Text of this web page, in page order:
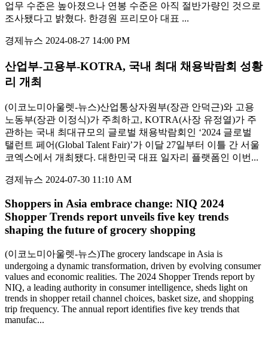
업무 수준은 높아졌으나 연봉 수준은 아직 절반가량인 것으로
조사됐다고 밝혔다. 한경원 프리모아 대표 ...
경제뉴스 2024-08-27 14:00 PM
산업부-고용부-KOTRA, 국내 최대 채용박람회 성황
리 개최
(이코노미아울렛-뉴스)산업통상자원부(장관 안덕근)와 고용
노동부(장관 이정식)가 주최하고, KOTRA(사장 유정열)가 주
관하는 국내 최대규모의 글로벌 채용박람회인 ‘2024 글로벌
탤런트 페어(Global Talent Fair)’가 이달 27일부터 이틀 간 서울
코엑스에서 개최됐다. 대한민국 대표 일자리 플랫폼인 이번...
경제뉴스 2024-07-30 11:10 AM
Shoppers in Asia embrace change: NIQ 2024
Shopper Trends report unveils five key trends
shaping the future of grocery shopping
(이코노미아울렛-뉴스)The grocery landscape in Asia is
undergoing a dynamic transformation, driven by evolving consumer
values and economic realities. The 2024 Shopper Trends report by
NIQ, a leading authority in consumer intelligence, sheds light on
trends in shopper retail channel choices, basket size, and shopping
trip frequency. The annual report identifies five key trends that
manufac...